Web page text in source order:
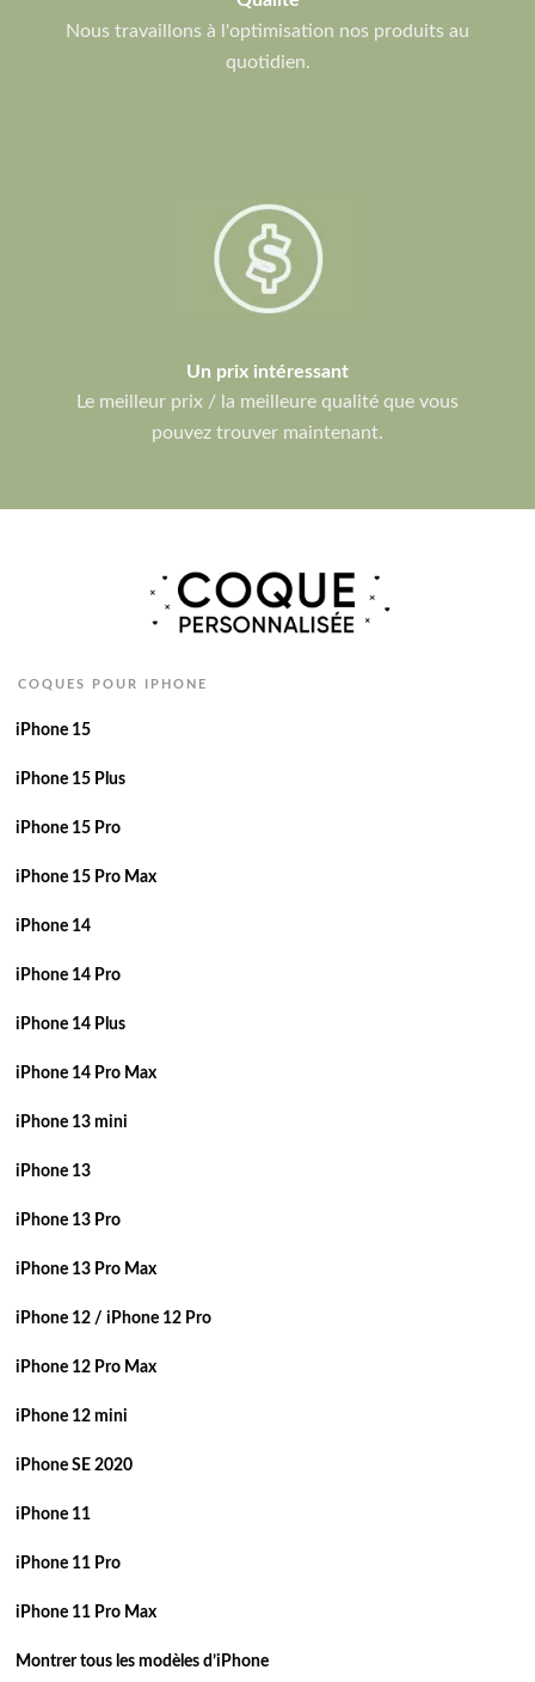
Nous travaillons à l'optimisation nos produits au
quotidien.
Un prix intéressant
Le meilleur prix / la meilleure qualité que vous
pouvez trouver maintenant.
COQUES POUR IPHONE
iPhone 15
iPhone 15 Plus
iPhone 15 Pro
iPhone 15 Pro Max
iPhone 14
iPhone 14 Pro
iPhone 14 Plus
iPhone 14 Pro Max
iPhone 13 mini
iPhone 13
iPhone 13 Pro
iPhone 13 Pro Max
iPhone 12 / iPhone 12 Pro
iPhone 12 Pro Max
iPhone 12 mini
iPhone SE 2020
iPhone 11
iPhone 11 Pro
iPhone 11 Pro Max
Montrer tous les modèles d’iPhone